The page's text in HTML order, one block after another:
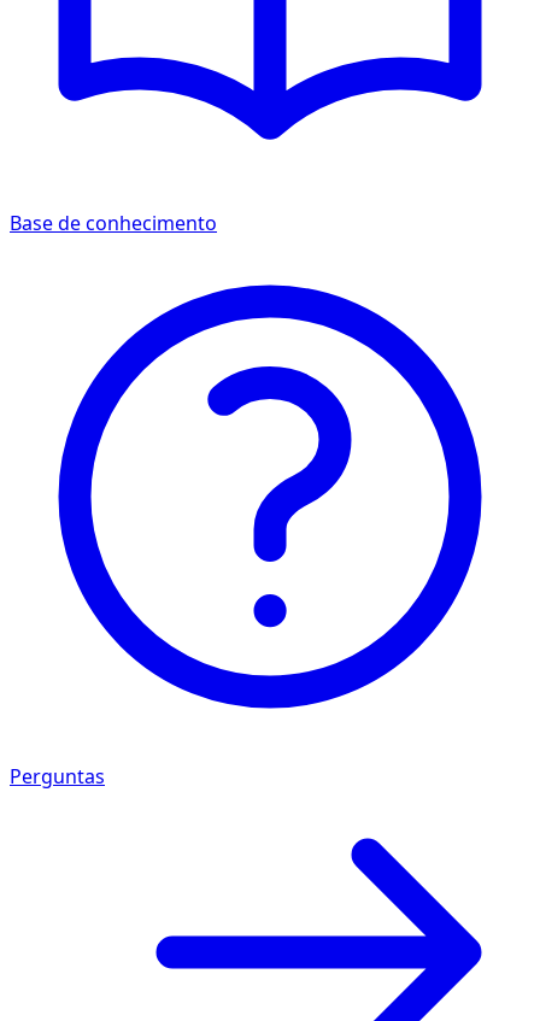
Base de conhecimento
Perguntas